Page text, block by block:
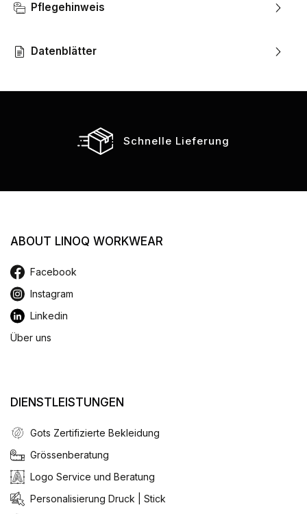
Pflegehinweis
Datenblätter
Schnelle Lieferung
ABOUT LINOQ WORKWEAR
Facebook
Instagram
Linkedin
Über uns
DIENSTLEISTUNGEN
Gots Zertifizierte Bekleidung
Grössenberatung
Logo Service und Beratung
Personalisierung Druck | Stick